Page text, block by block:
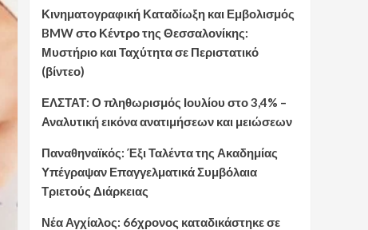
Κινηματογραφική Καταδίωξη και Εμβολισμός
BMW στο Κέντρο της Θεσσαλονίκης:
Μυστήριο και Ταχύτητα σε Περιστατικό
(βίντεο)
ΕΛΣΤΑΤ: Ο πληθωρισμός Ιουλίου στο 3,4% –
Αναλυτική εικόνα ανατιμήσεων και μειώσεων
Παναθηναϊκός: Έξι Ταλέντα της Ακαδημίας
Υπέγραψαν Επαγγελματικά Συμβόλαια
Τριετούς Διάρκειας
Νέα Αγχίαλος: 66χρονος καταδικάστηκε σε